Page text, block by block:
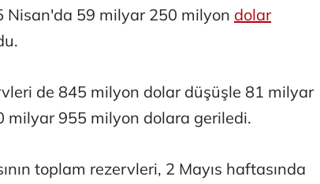
Nisan'da 59 milyar 250 milyon dolar
de 845 milyon dolar düşüşle 81 milyar
milyar 955 milyon dolara geriledi.
toplam rezervleri, 2 Mayıs haftasında